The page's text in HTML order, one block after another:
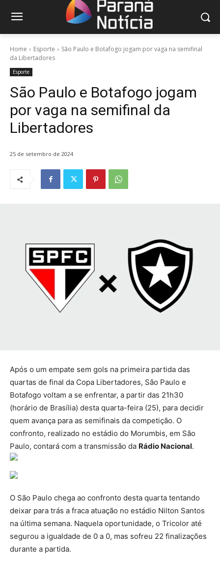
Home Esporte
São Paulo e Botafogo jogam por vaga na semifinal
da Libertadores
Esporte
São Paulo e Botafogo jogam
por vaga na semifinal da
Libertadores
25 de setembro de 2024
Após o um empate sem gols na primeira partida das
quartas de final da Copa Libertadores, São Paulo e
Botafogo voltam a se enfrentar, a partir das 21h30
(horário de Brasília) desta quarta-feira (25), para decidir
quem avança para as semifinais da competição. O
confronto, realizado no estádio do Morumbis, em São
Paulo, contará com a transmissão da Rádio Nacional.
O São Paulo chega ao confronto desta quarta tentando
deixar para trás a fraca atuação no estádio Nilton Santos
na última semana. Naquela oportunidade, o Tricolor até
segurou a igualdade de 0 a 0, mas sofreu 22 finalizações
durante a partida.